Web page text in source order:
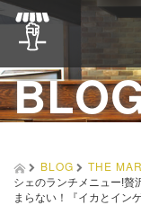
BLOG THE
シェのランチメニュー!贅
まらない！『イカとイン